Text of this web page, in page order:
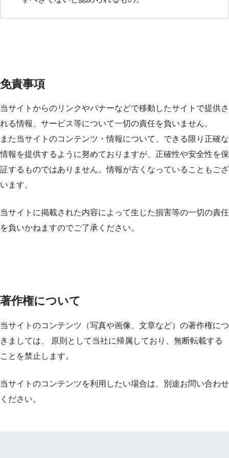
免責事項
当サイトからのリンクやバナーなどで移動したサイトで提供さ
れる情報、サービス等について一切の責任を負いません。
また当サイトのコンテンツ・情報について、できる限り正確な
情報を提供するように努めておりますが、正確性や安全性を保
証するものではありません。情報が古くなっていることもござ
います。
当サイトに掲載された内容によって生じた損害等の一切の責任
を負いかねますのでご了承ください。
著作権について
当サイトのコンテンツ（写真や画像、文章など）の著作権につ
きましては、 原則として当社に帰属しており、無断転載する
ことを禁止します。
当サイトのコンテンツを利用したい場合は、別途お問い合わせ
ください。